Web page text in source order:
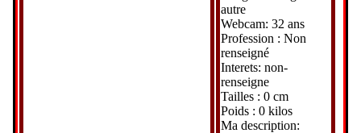
autre
Webcam: 32 ans
Profession : Non
renseigné
Interets: non-
renseigne
Tailles : 0 cm
Poids : 0 kilos
Ma description: